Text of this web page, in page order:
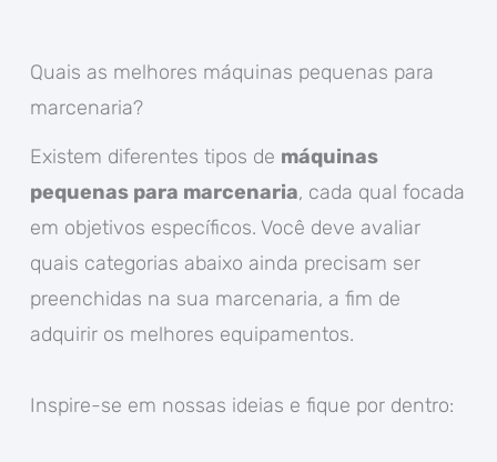
Quais as melhores máquinas pequenas para
marcenaria?
Existem diferentes tipos de máquinas
pequenas para marcenaria, cada qual focada
em objetivos específicos. Você deve avaliar
quais categorias abaixo ainda precisam ser
preenchidas na sua marcenaria, a fim de
adquirir os melhores equipamentos.
Inspire-se em nossas ideias e fique por dentro: